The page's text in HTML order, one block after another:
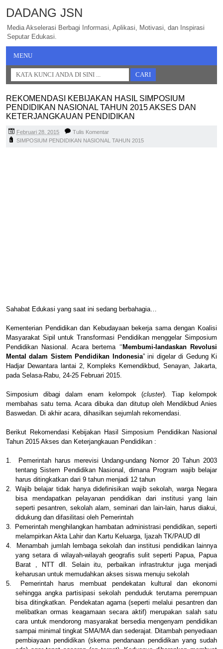
DADANG JSN
Media Akselerasi Berbagi Informasi, Aplikasi, Motivasi, dan Inspirasi
Seputar Edukasi.
MENU
REKOMENDASI KEBIJAKAN HASIL SIMPOSIUM
PENDIDIKAN NASIONAL TAHUN 2015 AKSES DAN
KETERJANGKAUAN PENDIDIKAN
Februari 28, 2015
Tulis Komentar
SIMPOSIUM PENDIDIKAN NASIONAL TAHUN 2015
Sahabat Edukasi yang saat ini sedang berbahagia…
Kementerian Pendidikan dan Kebudayaan bekerja sama dengan Koalisi
Masyarakat Sipil untuk Transformasi Pendidikan menggelar Simposium
Pendidikan Nasional. Acara bertema ‘‘ Membumi-landaskan Revolusi
Mental dalam Sistem Pendidikan Indonesia” ini digelar di Gedung Ki
Hadjar Dewantara lantai 2, Kompleks Kemendikbud, Senayan, Jakarta,
pada Selasa-Rabu, 24-25 Februari 2015.
Simposium dibagi dalam enam kelompok (cluster). Tiap kelompok
membahas satu tema. Acara dibuka dan ditutup oleh Mendikbud Anies
Baswedan. Di akhir acara, dihasilkan sejumlah rekomendasi.
Berikut Rekomendasi Kebijakan Hasil Simposium Pendidikan Nasional
Tahun 2015 Akses dan Keterjangkauan Pendidikan :
1.
Pemerintah harus merevisi Undang-undang Nomor 20 Tahun 2003
tentang Sistem Pendidikan Nasional, dimana Program wajib belajar
harus ditingkatkan dari 9 tahun menjadi 12 tahun
2. Wajib belajar tidak hanya didefinisikan wajib sekolah, warga Negara
bisa mendapatkan pelayanan pendidikan dari institusi yang lain
seperti pesantren, sekolah alam, seminari dan lain-lain, harus diakui,
didukung dan difasilitasi oleh Pemerintah
3.
Pemerintah menghilangkan hambatan administrasi pendidikan, seperti
melampirkan Akta Lahir dan Kartu Keluarga, Ijazah TK/PAUD dll
4.
Menambah jumlah lembaga sekolah dan institusi pendidikan lainnya
yang setara di wilayah-wilayah geografis sulit seperti Papua, Papua
Barat , NTT dll. Selain itu, perbaikan infrastruktur juga menjadi
keharusan untuk memudahkan akses siswa menuju sekolah
5.
Pemerintah harus membuat pendekatan kultural dan ekonomi
sehingga angka partisipasi sekolah penduduk terutama perempuan
bisa ditingkatkan. Pendekatan agama (seperti melalui pesantren dan
melibatkan ormas keagamaan secara aktif) merupakan salah satu
cara untuk mendorong masyarakat bersedia mengenyam pendidikan
sampai minimal tingkat SMA/MA dan sederajat. Ditambah penyediaan
pembiayaan pendidikan (skema pendanaan pendidikan yang sudah